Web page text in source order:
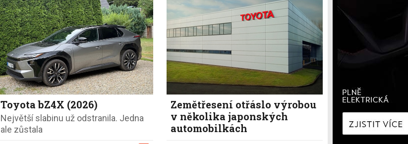
Eco-Rally
Ostatní
Autonomní řízení
Carsharing
Systémy a technologie
Veřejná doprava
Nabíjení a nabíjecí
stanice
Redakční články
Ostatní
Zaostřeno na spotřebu
fNews
Nabíjíme elektromobil
Technologie v autech
Historie elektromobilů
Toyota bZ4X (2026)
Největší slabinu už odstranila. Jedna
ale zůstala
Zemětřesení otřáslo výrobou
v několika japonských
automobilkách